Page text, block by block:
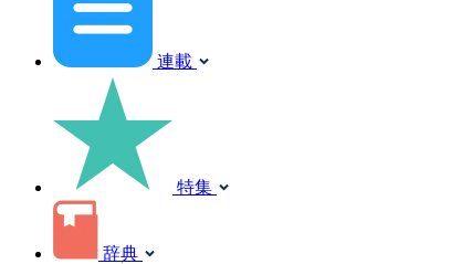
連載
特集
辞典